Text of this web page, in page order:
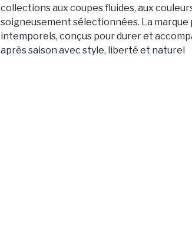
collections aux coupes fluides, aux
soigneusement sélectionnées. La
intemporels, conçus pour durer et
après saison avec style, liberté et naturel